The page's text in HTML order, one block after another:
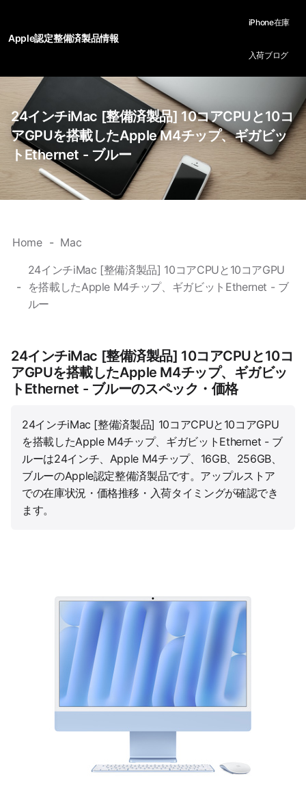
Apple認定整備済製品情報
iPhone在庫
入荷ブログ
24インチiMac [整備済製品] 10コアCPUと10コ
アGPUを搭載したApple M4チップ、ギガビッ
トEthernet - ブルー
Home Mac
24インチiMac [整備済製品] 10コアCPUと10コアGPU
を搭載したApple M4チップ、ギガビットEthernet - ブ
ルー
24インチiMac [整備済製品] 10コアCPUと10コ
アGPUを搭載したApple M4チップ、ギガビッ
トEthernet - ブルーのスペック・価格
24インチiMac [整備済製品] 10コアCPUと10コアGPU
を搭載したApple M4チップ、ギガビットEthernet - ブ
ルーは24インチ、Apple M4チップ、16GB、256GB、
ブルーのApple認定整備済製品です。アップルストア
での在庫状況・価格推移・入荷タイミングが確認でき
ます。